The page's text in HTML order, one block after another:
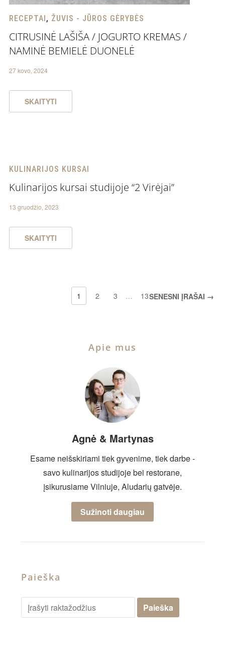
RECEPTAI , ŽUVIS - JŪROS GĖRYBĖS
CITRUSINĖ LAŠIŠA / JOGURTO KREMAS /
NAMINĖ BEMIELĖ DUONELĖ
27 kovo, 2024
SKAITYTI
KULINARIJOS KURSAI
Kulinarijos kursai studijoje “2 Virėjai”
13 gruodžio, 2023
SKAITYTI
1 2 3 … 13SENESNI ĮRAŠAI →
Apie mus
Agnė & Martynas
Esame neišskiriami tiek gyvenime, tiek darbe -
savo kulinarijos studijoje bei restorane,
įsikurusiame Vilniuje, Aludarių gatvėje.
Sužinoti daugiau
Paieška